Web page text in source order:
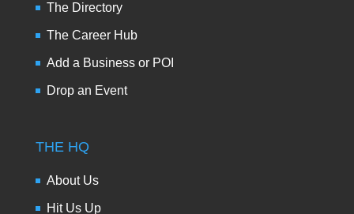
The Directory
The Career Hub
Add a Business or POI
Drop an Event
THE HQ
About Us
Hit Us Up